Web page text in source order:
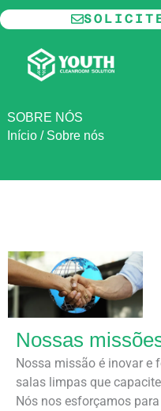
Ir
para
conteúdo
SOBRE NÓS
Início/ Sobre nós
Nossas
Nossa missão é inovar e
salas limpas que
Nós nos esforçamos